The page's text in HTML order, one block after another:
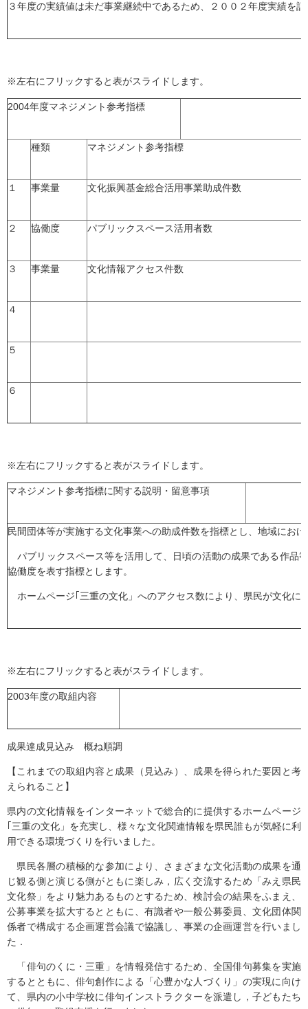
３年度の実績値は未だ事業継続中であるため、２００２年度実績を
※左右にフリックすると表がスライドします。
2004年度マネジメント参考指標
種類 マネジメント参考指標
１ 事業量 文化振興基金総合活用事業助成件数
２ 協働度 パブリックスペース活用者数
３ 事業量 文化情報アクセス件数
４
５
６
※左右にフリックすると表がスライドします。
マネジメント参考指標に関する説明・留意事項
民間団体等が実施する文化事業への助成件数を指標とし、地域にお
パブリックスペース等を活用して、日頃の活動の成果である作品
協働度を表す指標とします。
ホームページ｢三重の文化」へのアクセス数により、県民が文化に
※左右にフリックすると表がスライドします。
2003年度の取組内容
成果達成見込み 概ね順調
【これまでの取組内容と成果（見込み）、成果を得られた要因と考
えられること】
県内の文化情報をインターネットで総合的に提供するホームページ
｢三重の文化」を充実し、様々な文化関連情報を県民誰もが気軽に利
用できる環境づくりを行いました。
県民各層の積極的な参加により、さまざまな文化活動の成果を通
じ観る側と演じる側がともに楽しみ，広く交流するため「みえ県民
文化祭」をより魅力あるものとするため、検討会の結果をふまえ、
公募事業を拡大するとともに、有識者や一般公募委員、文化団体関
係者で構成する企画運営会議で協議し、事業の企画運営を行いまし
た．
「俳句のくに・三重」を情報発信するため、全国俳句募集を実施
するとともに、俳句創作による「心豊かな人づくり」の実現に向け
て、県内の小中学校に俳句インストラクターを派遣し，子どもたち